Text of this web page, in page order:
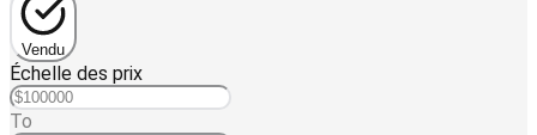
Vendu
Échelle des prix
To